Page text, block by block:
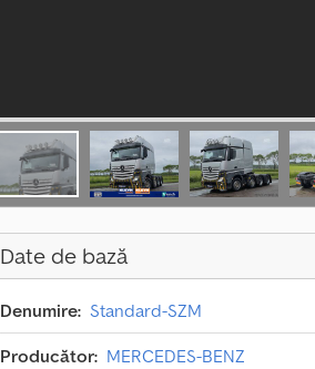
Date de bază
Denumire: Standard-SZM
Producător: MERCEDES-BENZ